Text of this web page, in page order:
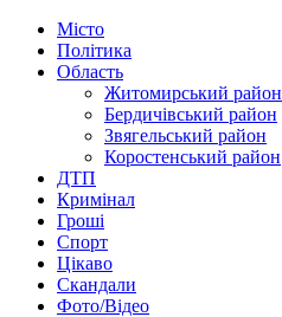
Місто
Політика
Область
Житомирський район
Бердичівський район
Звягельський район
Коростенський район
ДТП
Кримінал
Гроші
Спорт
Цікаво
Скандали
Фото/Відео